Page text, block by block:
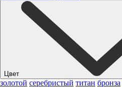
Цвет
золотой серебристый титан бронза